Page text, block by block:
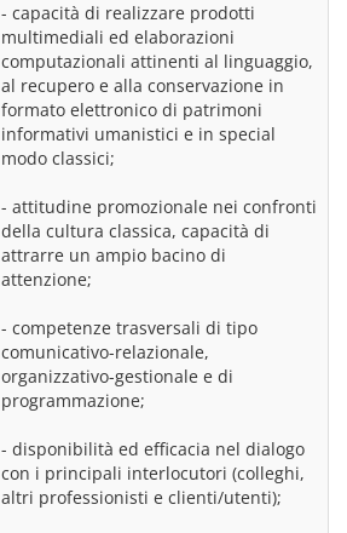
- capacità di realizzare prodotti
multimediali ed elaborazioni
computazionali attinenti al linguaggio,
al recupero e alla conservazione in
formato elettronico di patrimoni
informativi umanistici e in special
modo classici;
- attitudine promozionale nei confronti
della cultura classica, capacità di
attrarre un ampio bacino di
attenzione;
- competenze trasversali di tipo
comunicativo-relazionale,
organizzativo-gestionale e di
programmazione;
- disponibilità ed efficacia nel dialogo
con i principali interlocutori (colleghi,
altri professionisti e clienti/utenti);